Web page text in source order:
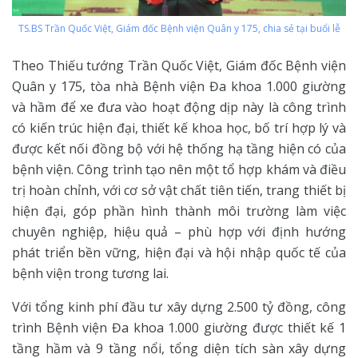
TS.BS Trần Quốc Việt, Giám đốc Bệnh viện Quân y 175, chia sẻ tại buổi lễ
Theo Thiếu tướng Trần Quốc Việt, Giám đốc Bệnh viện
Quân y 175, tòa nhà Bệnh viện Đa khoa 1.000 giường
và hầm để xe đưa vào hoạt động dịp này là công trình
có kiến trúc hiện đại, thiết kế khoa học, bố trí hợp lý và
được kết nối đồng bộ với hệ thống hạ tầng hiện có của
bệnh viện. Công trình tạo nên một tổ hợp khám và điều
trị hoàn chỉnh, với cơ sở vật chất tiên tiến, trang thiết bị
hiện đại, góp phần hình thành môi trường làm việc
chuyên nghiệp, hiệu quả – phù hợp với định hướng
phát triển bền vững, hiện đại và hội nhập quốc tế của
bệnh viện trong tương lai.
Với tổng kinh phí đầu tư xây dựng 2.500 tỷ đồng, công
trình Bệnh viện Đa khoa 1.000 giường được thiết kế 1
tầng hầm và 9 tầng nổi, tổng diện tích sàn xây dựng